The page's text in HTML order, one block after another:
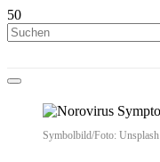
Symbolbild/Foto: Unsplash